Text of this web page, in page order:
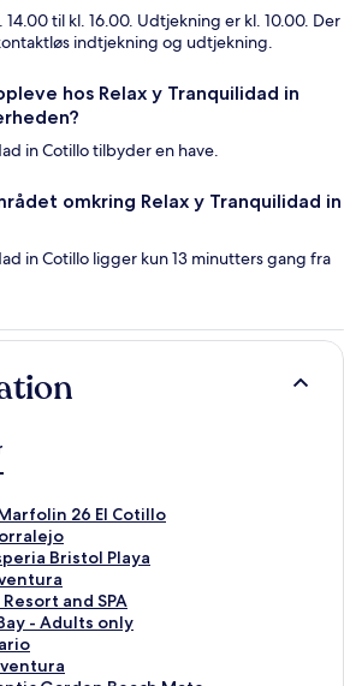
til kl. 16.00. Udtjekning er kl. 10.00. Der
indtjekning og udtjekning.
hos Relax y Tranquilidad in
in Cotillo tilbyder en have.
omkring Relax y Tranquilidad in
in Cotillo ligger kun 13 minutters gang fra
26 El Cotillo
Bristol Playa
and SPA
- Adults only